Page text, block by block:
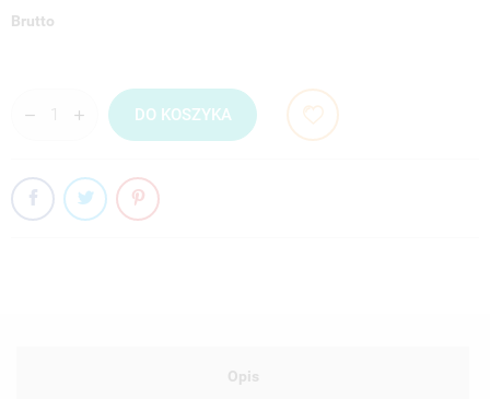
Brutto
DO KOSZYKA
Opis